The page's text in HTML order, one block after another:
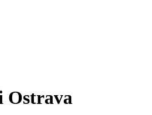
Ostrava